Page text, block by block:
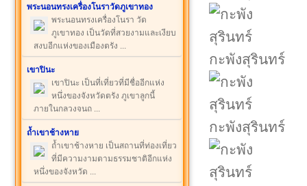
พระนอนทรงเครื่องโนราวัดภูเขาทอง
พระนอนทรงเครื่องโนรา วัด
ภูเขาทอง เป็นวัดที่สวยงามและเงียบ
สงบอีกแห่งของเมืองตรัง ...
เขาปินะ
เขาปินะ เป็นที่เที่ยวที่มีชื่ออีกแห่ง
หนึ่งของจังหวัดตรัง ภูเขาลูกนี้
ภายในกลวงจนถ ...
ถ้ำเขาช้างหาย
ถ้ำเขาช้างหาย เป็นสถานที่ท่องเที่ยว
ที่มีความงามตามธรรมชาติอีกแห่ง
หนึ่งของจังหวัด ...
กะพังสุรินทร์
กะพังสุรินทร์